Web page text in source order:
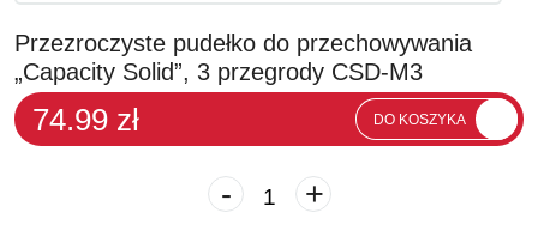
Przezroczyste pudełko do przechowywania
„Capacity Solid”, 3 przegrody CSD-M3
74.99 zł DO KOSZYKA
- +